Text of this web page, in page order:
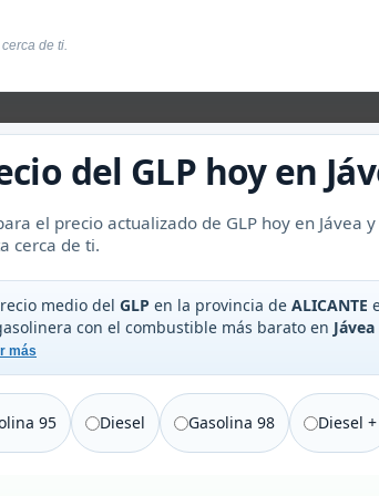
de ti.
del GLP hoy en
el precio actualizado de GLP hoy en Jávea
cerca de ti.
medio del GLP en la provincia de ALICANTE
con el combustible más barato en Jávea
más
95 Diesel Gasolina 98 Diesel +